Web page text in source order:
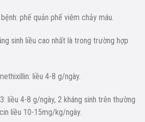
phế quản phế viêm chảy máu.
sinh liều cao nhất là trong trường hợp
liều 4-8 g/ngày.
liều 4-8 g/ngày, 2 kháng sinh trên thường
liều 10-15mg/kg/ngày.